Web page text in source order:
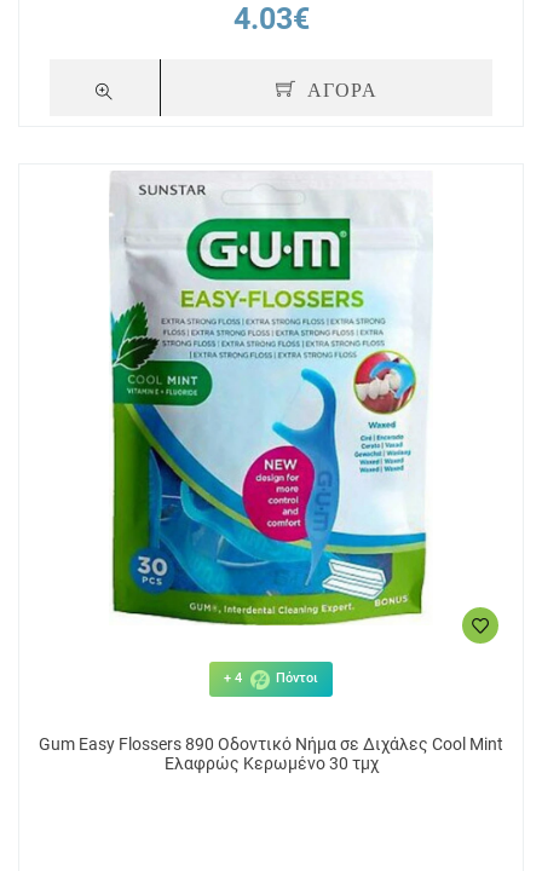
4.03€
ΑΓΟΡΑ
+ 4 Πόντοι
Gum Easy Flossers 890 Οδοντικό Νήμα σε Διχάλες Cool Mint
Ελαφρώς Κερωμένο 30 τμχ